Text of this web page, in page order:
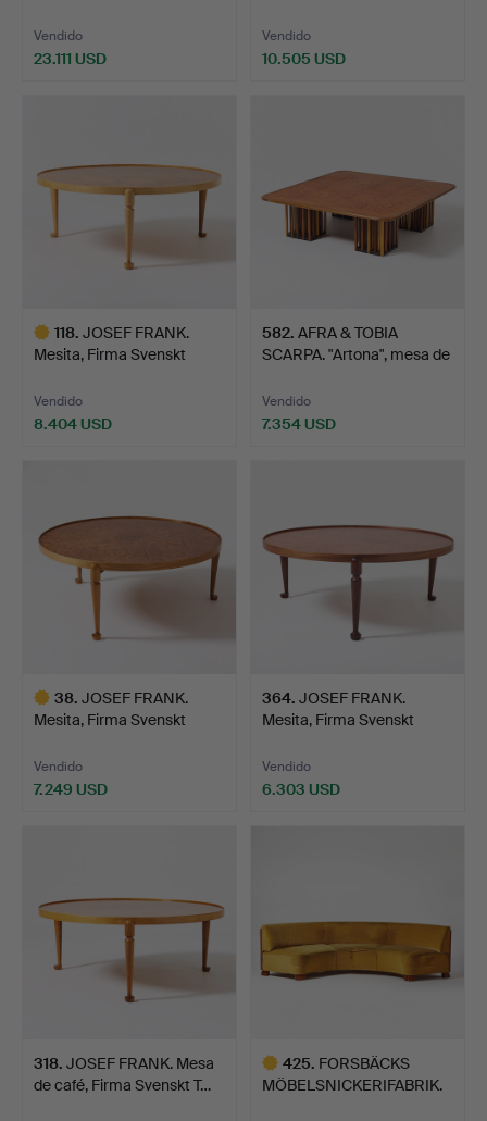
Vendido
23.111 USD
Vendido
10.505 USD
118. JOSEF FRANK.
Mesita, Firma Svenskt
Vendido
8.404 USD
582. AFRA & TOBIA
SCARPA. "Artona", mesa de
Vendido
7.354 USD
38. JOSEF FRANK.
Mesita, Firma Svenskt
Vendido
7.249 USD
364. JOSEF FRANK.
Mesita, Firma Svenskt
Vendido
6.303 USD
318. JOSEF FRANK. Mesa
de café, Firma Svenskt T…
425. FORSBÄCKS
MÖBELSNICKERIFABRIK.